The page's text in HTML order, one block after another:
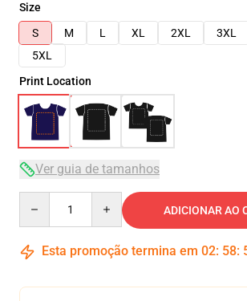
Size
S
M L XL 2XL 3XL
5XL
Print Location
Ver guia de tamanhos
ADICIONAR AO
Esta promoção termina em 02: 58: